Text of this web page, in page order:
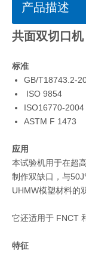
产品描述
共面双切口机
标准
GB/T18743.2-
ISO 9854
ISO16770-2004
ASTM F 1473
应用
本试验机用于在超
制作双缺口，与
UHMW模塑材料的
它还适用于 FNCT
特征